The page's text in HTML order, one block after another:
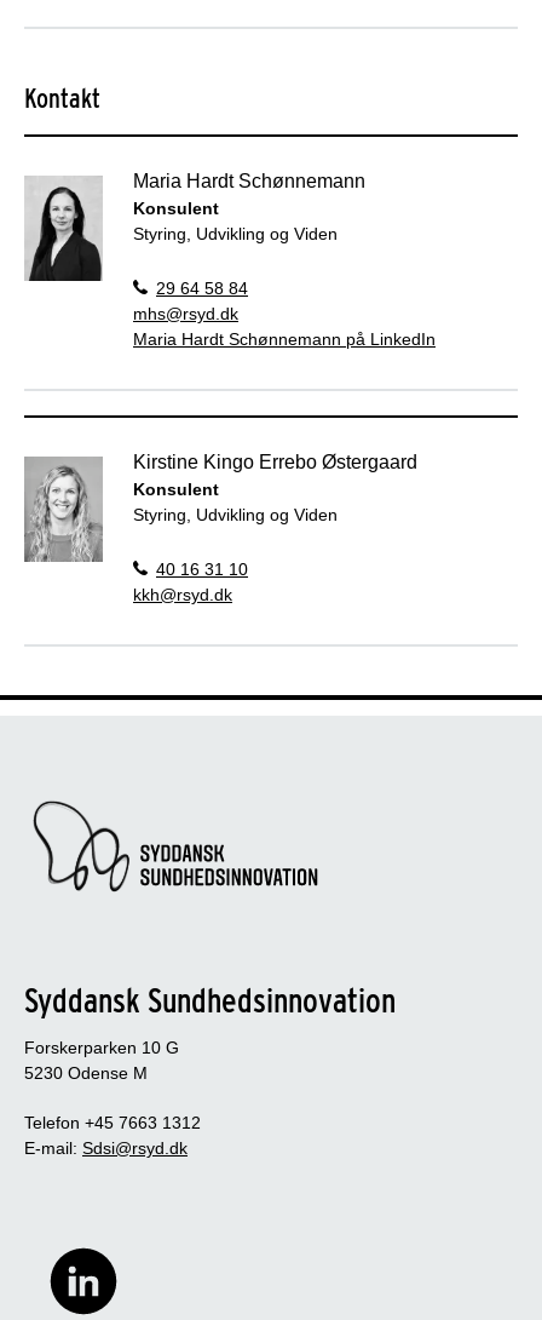
Kontakt
Maria Hardt Schønnemann
Konsulent
Styring, Udvikling og Viden
29 64 58 84
mhs@rsyd.dk
Maria Hardt Schønnemann på LinkedIn
Kirstine Kingo Errebo Østergaard
Konsulent
Styring, Udvikling og Viden
40 16 31 10
kkh@rsyd.dk
Syddansk Sundhedsinnovation
Forskerparken 10 G
5230 Odense M
Telefon +45 7663 1312
E-mail: Sdsi@rsyd.dk